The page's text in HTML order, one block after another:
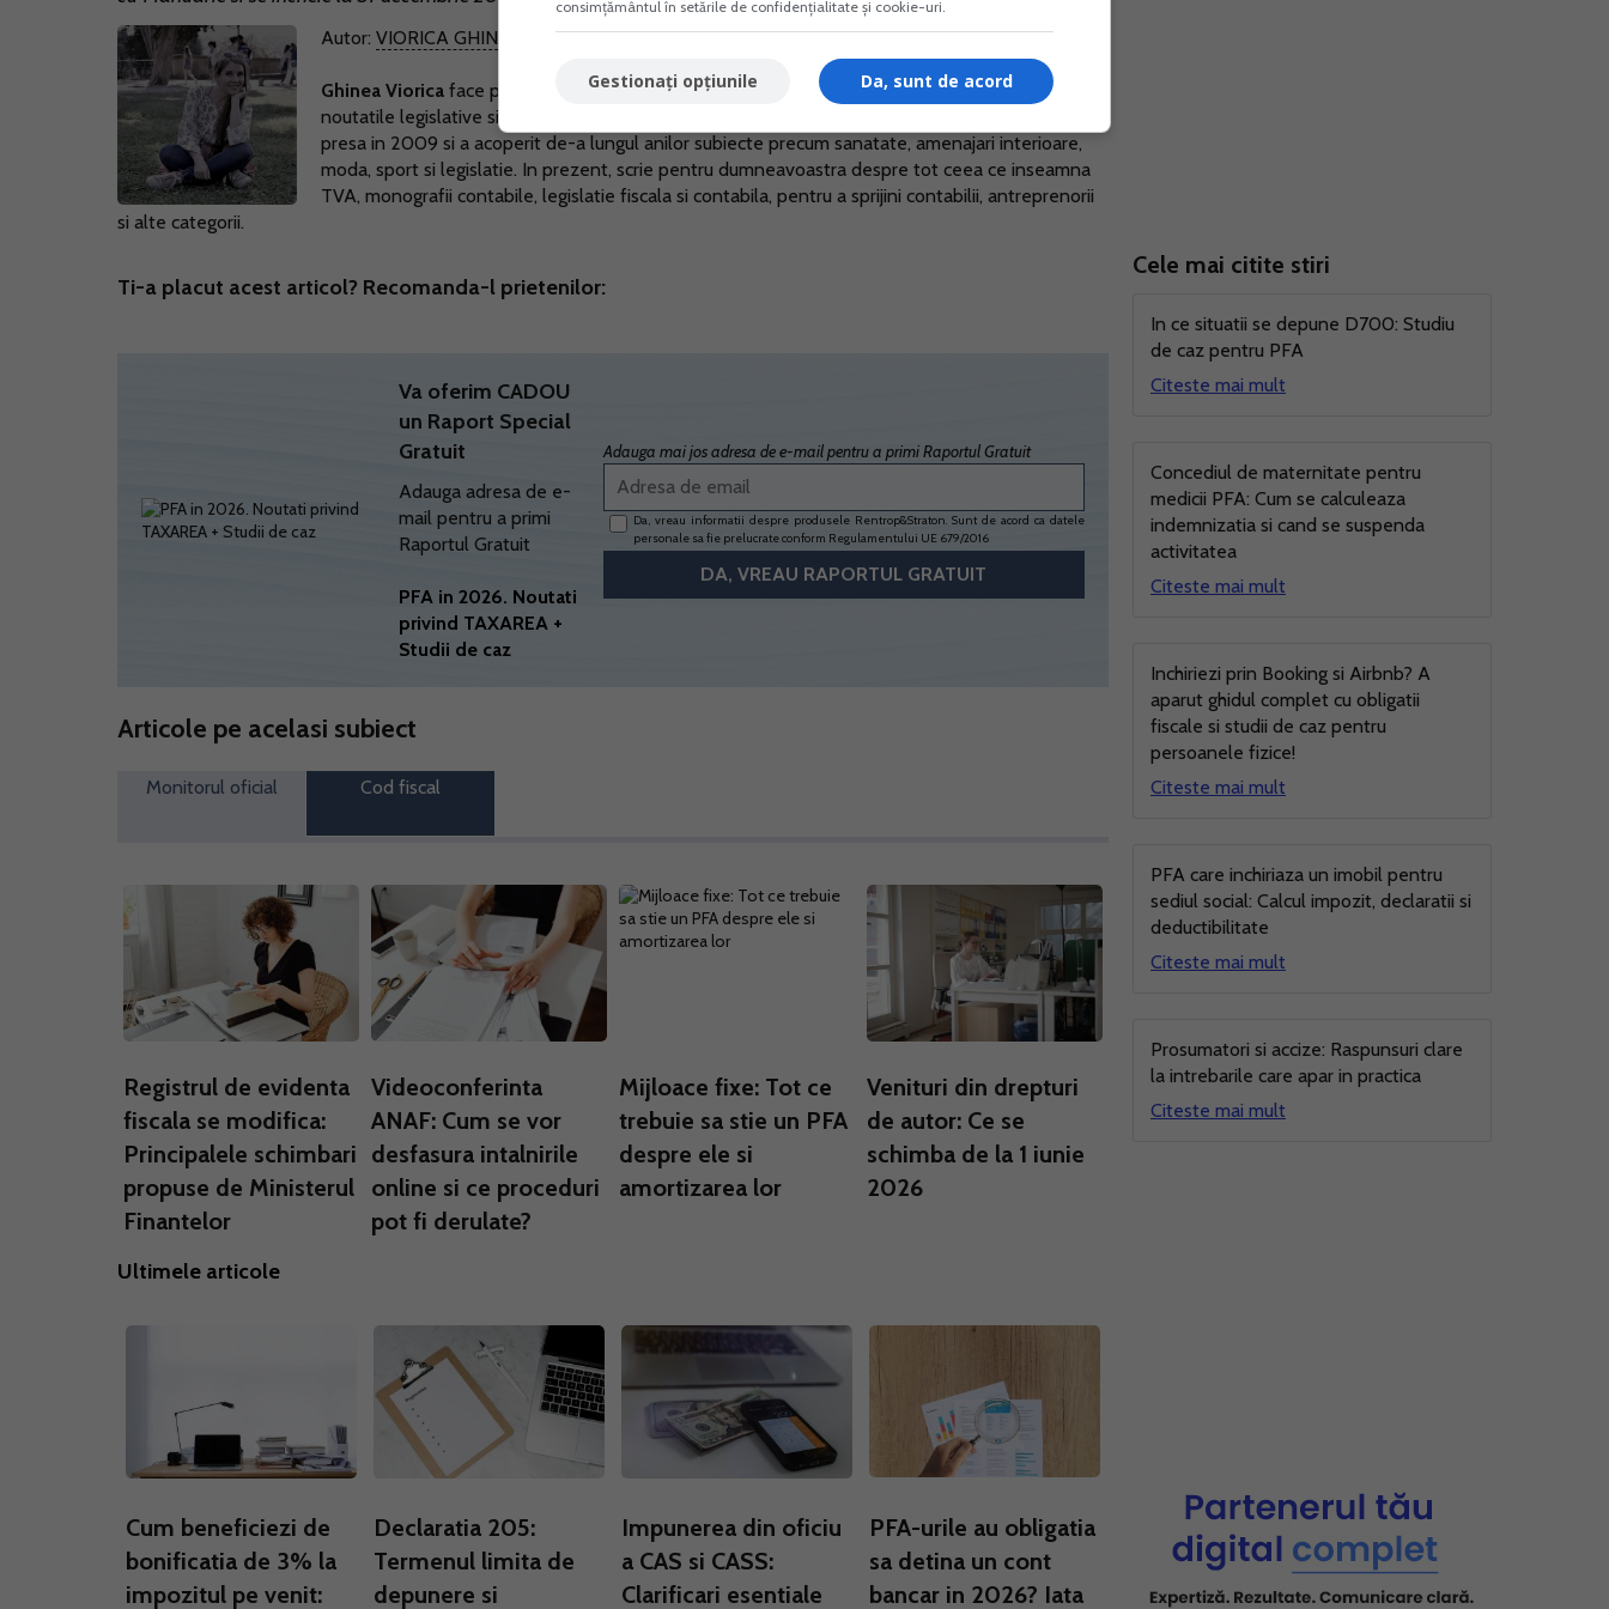
Autor: VIORICA GHINEA
Ghinea Viorica face parte din echipaPortalpfa.rodin anul 2017, unde se concentreaza pe
noutatile legislative si prezinta cele mai relevante stiri din domeniu. Si-a inceput activitatea in
presa in 2009 si a acoperit de-a lungul anilor subiecte precum sanatate, amenajari interioare,
moda, sport si legislatie. In prezent, scrie pentru dumneavoastra despre tot ceea ce inseamna
TVA, monografii contabile, legislatie fiscala si contabila, pentru a sprijini contabilii, antreprenorii
si alte categorii.
Ti-a placut acest articol? Recomanda-l prietenilor:
Va oferim CADOU
un Raport Special
Gratuit
Adauga adresa de e-
mail pentru a primi
Raportul Gratuit
PFA in 2026. Noutati
privind TAXAREA +
Studii de caz
Adauga mai jos adresa de e-mail pentru a primi Raportul Gratuit
Da, vreau informatii despre produsele Rentrop&Straton. Sunt de acord ca datele
personale sa fie prelucrate conform Regulamentului UE 679/2016
Articole pe acelasi subiect
Monitorul oficial Cod fiscal
Registrul de evidenta
fiscala se modifica:
Principalele schimbari
propuse de Ministerul
Finantelor
Videoconferinta
ANAF: Cum se vor
desfasura intalnirile
online si ce proceduri
pot fi derulate?
Mijloace fixe: Tot ce
trebuie sa stie un PFA
despre ele si
amortizarea lor
Venituri din drepturi
de autor: Ce se
schimba de la 1 iunie
2026
Ultimele articole
Cum beneficiezi de
bonificatia de 3% la
impozitul pe venit:
Declaratia 205:
Termenul limita de
depunere si
Impunerea din oficiu
a CAS si CASS:
Clarificari esentiale
PFA-urile au obligatia
sa detina un cont
bancar in 2026? Iata
Cele mai citite stiri
In ce situatii se depune D700: Studiu
de caz pentru PFA
Citeste mai mult
Concediul de maternitate pentru
medicii PFA: Cum se calculeaza
indemnizatia si cand se suspenda
activitatea
Citeste mai mult
Inchiriezi prin Booking si Airbnb? A
aparut ghidul complet cu obligatii
fiscale si studii de caz pentru
persoanele fizice!
Citeste mai mult
PFA care inchiriaza un imobil pentru
sediul social: Calcul impozit, declaratii si
deductibilitate
Citeste mai mult
Prosumatori si accize: Raspunsuri clare
la intrebarile care apar in practica
Citeste mai mult
consimțământul în setările de confidențialitate și cookie-uri.
Da, sunt de acord
Gestionați opțiunile